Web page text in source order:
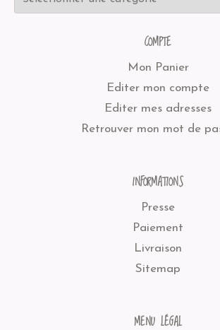
COMPTE
Mon Panier
Editer mon compte
Editer mes adresses
Retrouver mon mot de
INFORMATIONS
Presse
Paiement
Livraison
Sitemap
MENU LÉGAL